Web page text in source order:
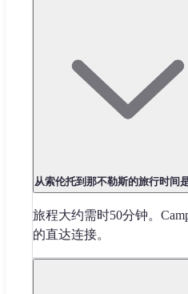
从索伦托到那不勒斯的旅行时间
旅程大约需时50分钟。
的直达连接。